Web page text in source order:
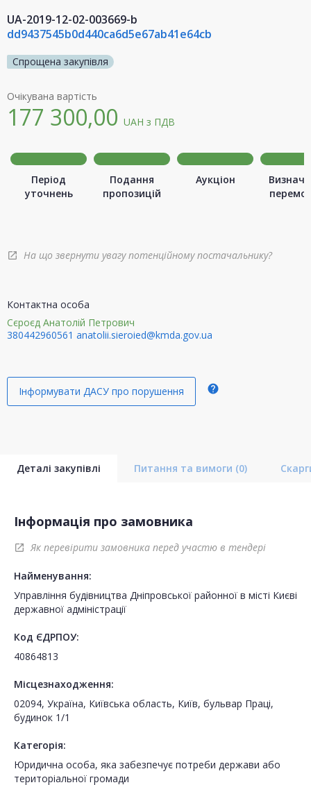
UA-2019-12-02-003669-b
dd9437545b0d440ca6d5e67ab41e64cb
Спрощена закупівля
Очікувана вартість
177 300,00 UAH з ПДВ
Період
уточнень
Подання
пропозицій
Аукціон
open_in_new На що звернути увагу потенційному постачальнику?
Контактна особа
Сєроєд Анатолій Петрович
380442960561 anatolii.sieroied@kmda.gov.ua
Інформувати ДАСУ про порушення help
Деталі закупівлі Питання та вимоги (0)
Інформація про замовника
open_in_new Як перевірити замовника перед участю в тендері
Найменування:
Управління будівництва Дніпровської районної в місті Києві
державної адміністрації
Код ЄДРПОУ:
40864813
Місцезнаходження:
02094, Україна, Київська область, Київ, бульвар Праці,
будинок 1/1
Категорія:
Юридична особа, яка забезпечує потреби держави або
територіальної громади